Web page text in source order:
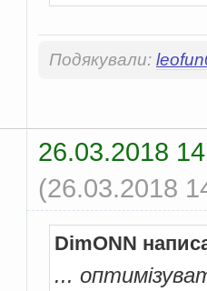
Подякували:
26.03.2018
(26.03.2018
DimONN
...